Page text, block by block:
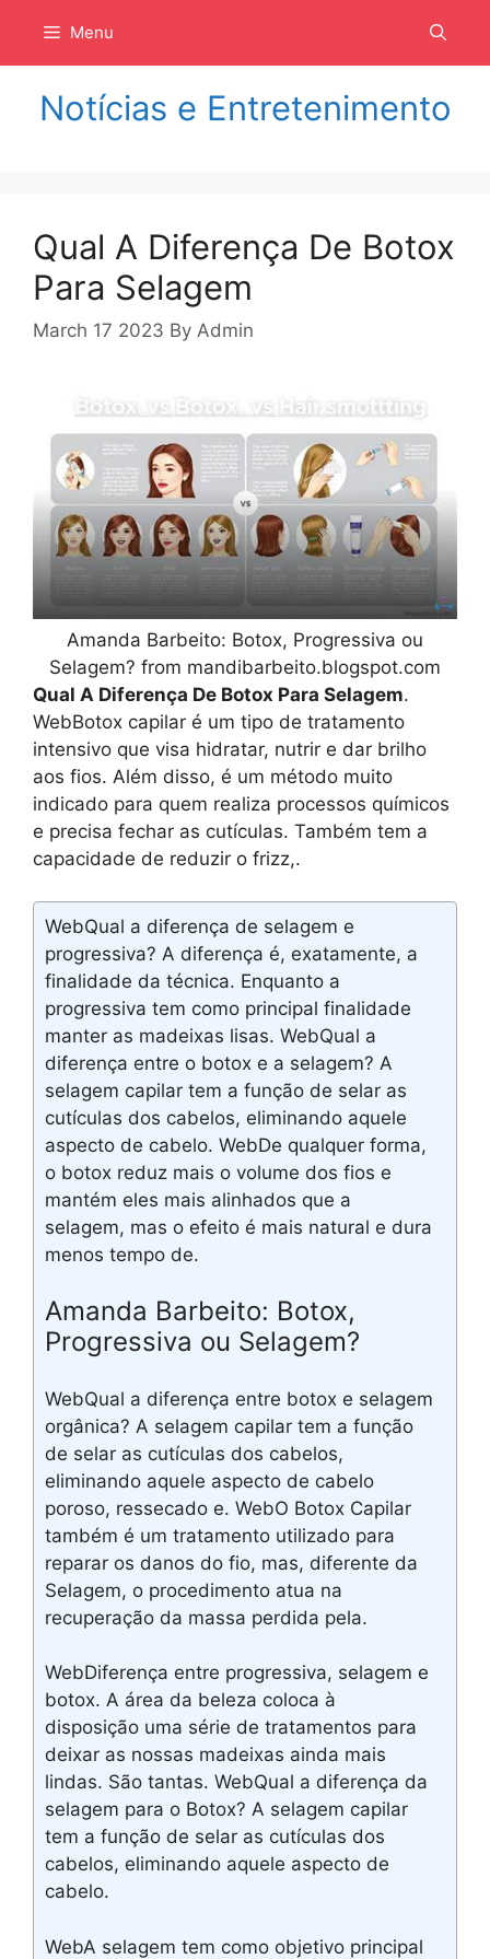
isi
Menu
Notícias e Entretenimento
Qual A Diferença De Botox
Para Selagem
March 17 2023 By Admin
Amanda Barbeito: Botox, Progressiva ou
Selagem? from mandibarbeito.blogspot.com
Qual A Diferença De Botox Para Selagem.
WebBotox capilar é um tipo de tratamento
intensivo que visa hidratar, nutrir e dar brilho
aos fios. Além disso, é um método muito
indicado para quem realiza processos químicos
e precisa fechar as cutículas. Também tem a
capacidade de reduzir o frizz,.
WebQual a diferença de selagem e
progressiva? A diferença é, exatamente, a
finalidade da técnica. Enquanto a
progressiva tem como principal finalidade
manter as madeixas lisas. WebQual a
diferença entre o botox e a selagem? A
selagem capilar tem a função de selar as
cutículas dos cabelos, eliminando aquele
aspecto de cabelo. WebDe qualquer forma,
o botox reduz mais o volume dos fios e
mantém eles mais alinhados que a
selagem, mas o efeito é mais natural e dura
menos tempo de.
Amanda Barbeito: Botox,
Progressiva ou Selagem?
WebQual a diferença entre botox e selagem
orgânica? A selagem capilar tem a função
de selar as cutículas dos cabelos,
eliminando aquele aspecto de cabelo
poroso, ressecado e. WebO Botox Capilar
também é um tratamento utilizado para
reparar os danos do fio, mas, diferente da
Selagem, o procedimento atua na
recuperação da massa perdida pela.
WebDiferença entre progressiva, selagem e
botox. A área da beleza coloca à
disposição uma série de tratamentos para
deixar as nossas madeixas ainda mais
lindas. São tantas. WebQual a diferença da
selagem para o Botox? A selagem capilar
tem a função de selar as cutículas dos
cabelos, eliminando aquele aspecto de
cabelo.
WebA selagem tem como objetivo principal